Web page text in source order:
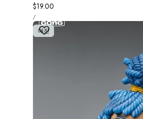
정
가
$19.00
단
가
/당
매진